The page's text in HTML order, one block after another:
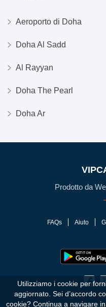
Aeroporto di Doha
Doha Al Sadd
Al Rayyan
Doha The Pearl
Doha Ar
Prodotto da
FAQs Aiuto
© 2010 - 2026
Utilizziamo i cookie per
aggiornato. Sei d’accordo
cookie? Continua a navigare